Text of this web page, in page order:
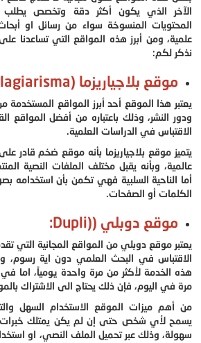
الآخر الذي يكون أكثر دقة وتخصص
المحتويات المنسوخة سواء من رسائل او
علمية، ومن أبرز هذه المواقع التي تساعدنا
نذكر لكم:
موقع بلاجياريزما (plagiarisma):
يعتبر هذا الموقع أحد أبرز المواقع
ودور النشر، وذلك باعتباره من أفضل المواقع
الاقتباس في الدراسات العلمية.
عالمية، وبأنه يقبل مختلف الملفات النصية
أما الناحية السلبية فهي تكمن بأن استخدامه
الكلمات أو الصفحات.
موقع دوبلي ((Dupli:
يعتبر موقع دوبلي من المواقع المجانية التي
الاقتباس في البحث العلمي دون اية رسوم،
هذه الخدمة لأكثر من مرة واحدة يومياً، اما
مرة في اليوم، فإن ذلك يحتاج الى الاشتراك
من أهم ميزات الموقع الاستخدام السهل
يسمح لأي شخص حتى إن لم يكن يمتلك خبرات
سهولة، وذلك عبر تحميل الملف النصي، او